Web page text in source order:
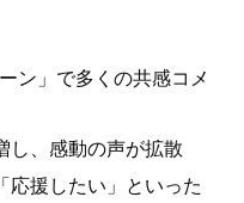
ン」で多くの共感コメ
し、感動の声が拡散
応援したい」といった